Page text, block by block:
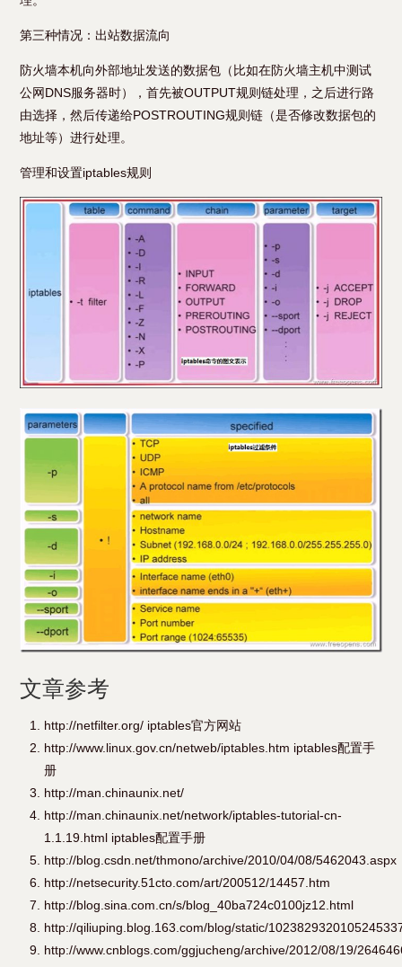
第三种情况：出站数据流向
防火墙本机向外部地址发送的数据包（比如在防火墙主机中测试
公网DNS服务器时），首先被OUTPUT规则链处理，之后进行路
由选择，然后传递给POSTROUTING规则链（是否修改数据包的
地址等）进行处理。
管理和设置iptables规则
文章参考
http://netfilter.org/ iptables官方网站
http://www.linux.gov.cn/netweb/iptables.htm iptables配置手
册
http://man.chinaunix.net/
http://man.chinaunix.net/network/iptables-tutorial-cn-
1.1.19.html iptables配置手册
http://blog.csdn.net/thmono/archive/2010/04/08/5462043.aspx
http://netsecurity.51cto.com/art/200512/14457.htm
http://blog.sina.com.cn/s/blog_40ba724c0100jz12.html
http://qiliuping.blog.163.com/blog/static/
http://www.cnblogs.com/ggjucheng/archive/2012/08/19/